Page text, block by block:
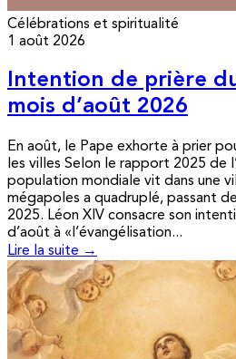
Célébrations et spiritualité
1 août 2026
Intention de prière
mois d’août 2026
En août, le Pape exhorte à prier
les villes Selon le rapport 2025 de
population mondiale vit dans une
mégapoles a quadruplé, passant
2025. Léon XIV consacre son
d’août à «l’évangélisation...
Lire la suite →